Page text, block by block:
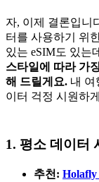
자, 이제 결론입니
터를 사용하기 위
있는 eSIM도 있는
스타일에 따라 가
해 드릴게요. 내 여
이터 걱정 시원하
1. 평소 데이터
추천: